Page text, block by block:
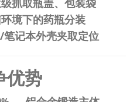
级抓取瓶盖、包装袋
环境下的药瓶分装
笔记本外壳夹取定位
优势​